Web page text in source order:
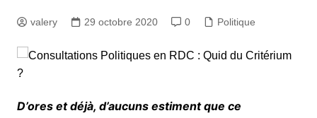
valery 29 octobre 2020 0 Politique
D’ores et déjà, d’aucuns estiment que ce